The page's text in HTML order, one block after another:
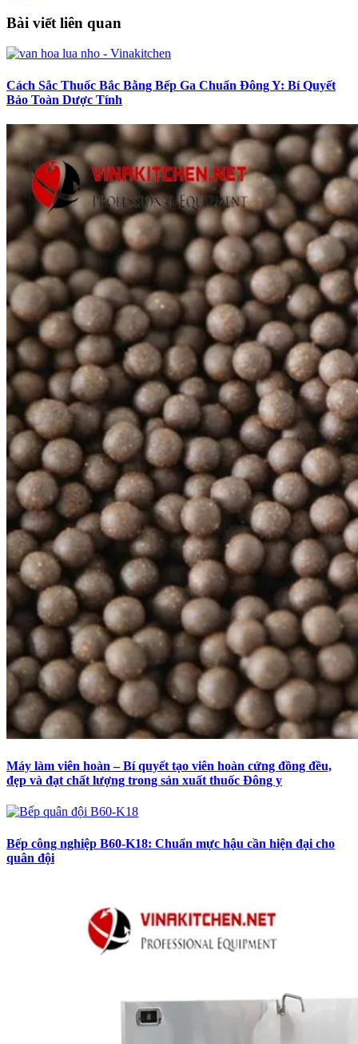
Bài viết liên quan
Cách Sắc Thuốc Bắc Bằng Bếp Ga Chuẩn Đông Y: Bí Quyết
Bảo Toàn Dược Tính
Máy làm viên hoàn – Bí quyết tạo viên hoàn cứng đồng đều,
đẹp và đạt chất lượng trong sản xuất thuốc Đông y
Bếp công nghiệp B60-K18: Chuẩn mực hậu cần hiện đại cho
quân đội